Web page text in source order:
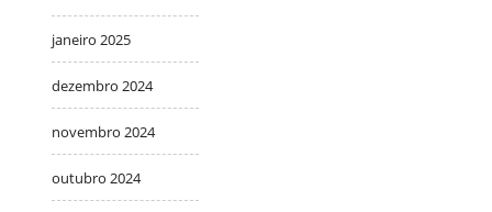
janeiro 2025
dezembro 2024
novembro 2024
outubro 2024